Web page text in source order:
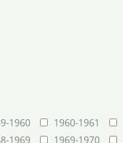
1960 1960-1961
1969 1969-1970